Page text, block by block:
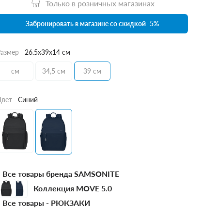
Только в розничных магазинах
Забронировать в магазине со скидкой -5%
26.5x39x14 см
см 34,5 см 39 см
Синий
Все товары бренда SAMSONITE
Коллекция MOVE 5.0
Все товары - РЮКЗАКИ